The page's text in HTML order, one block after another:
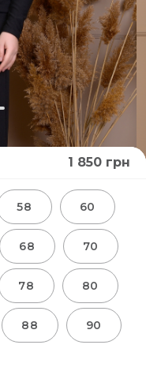
1 850 грн
58 60
68 70
78 80
88 90